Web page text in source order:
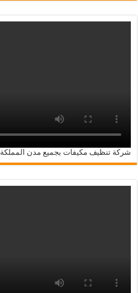
شركة تنظيف مكيفات بجميع مدن المملكة